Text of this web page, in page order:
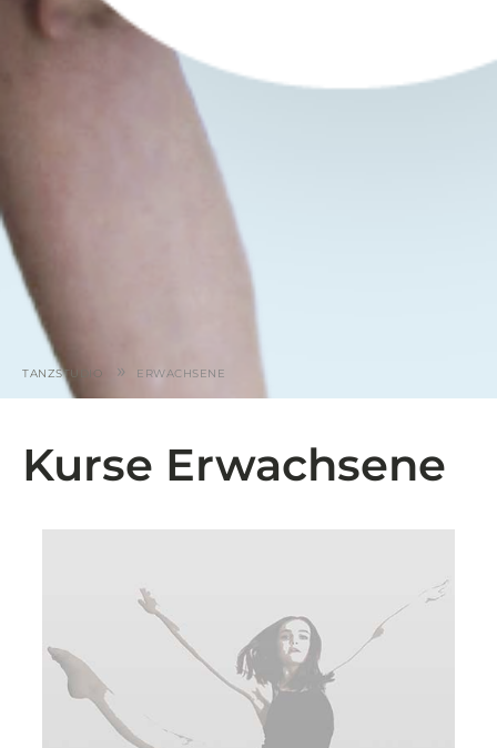
TANZSTUDIO » ERWACHSENE
Kurse Erwachsene